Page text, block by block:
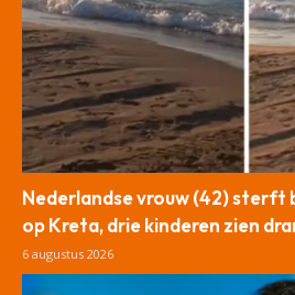
Nederlandse vrouw (42) sterft
op Kreta, drie kinderen zien
6 augustus 2026